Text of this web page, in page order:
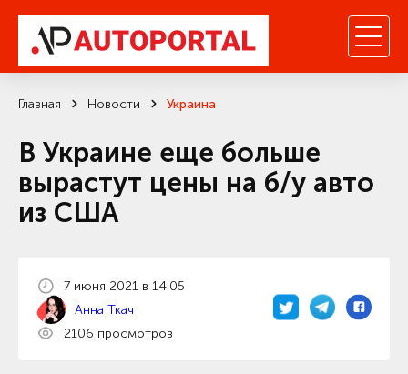
Главная Новости Украина
В Украине еще больше
вырастут цены на б/у авто
из США
7 июня 2021 в 14:05
Анна Ткач
2106 просмотров